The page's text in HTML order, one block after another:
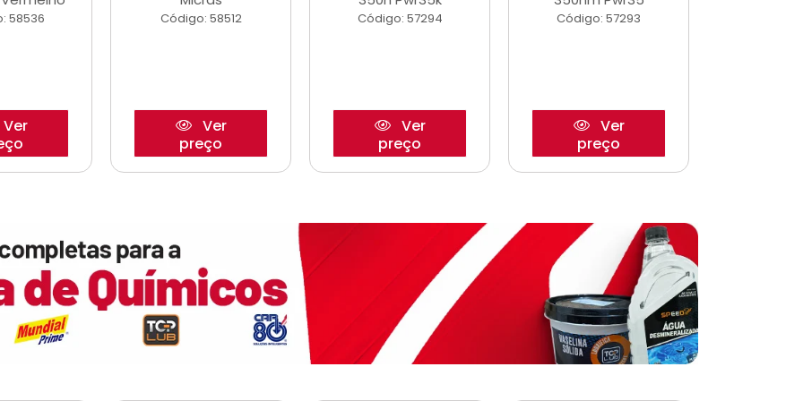
58536
Ver
Código: 58512
Ver
preço
Código: 57294
Ver
preço
Código: 57293
Ver
preço